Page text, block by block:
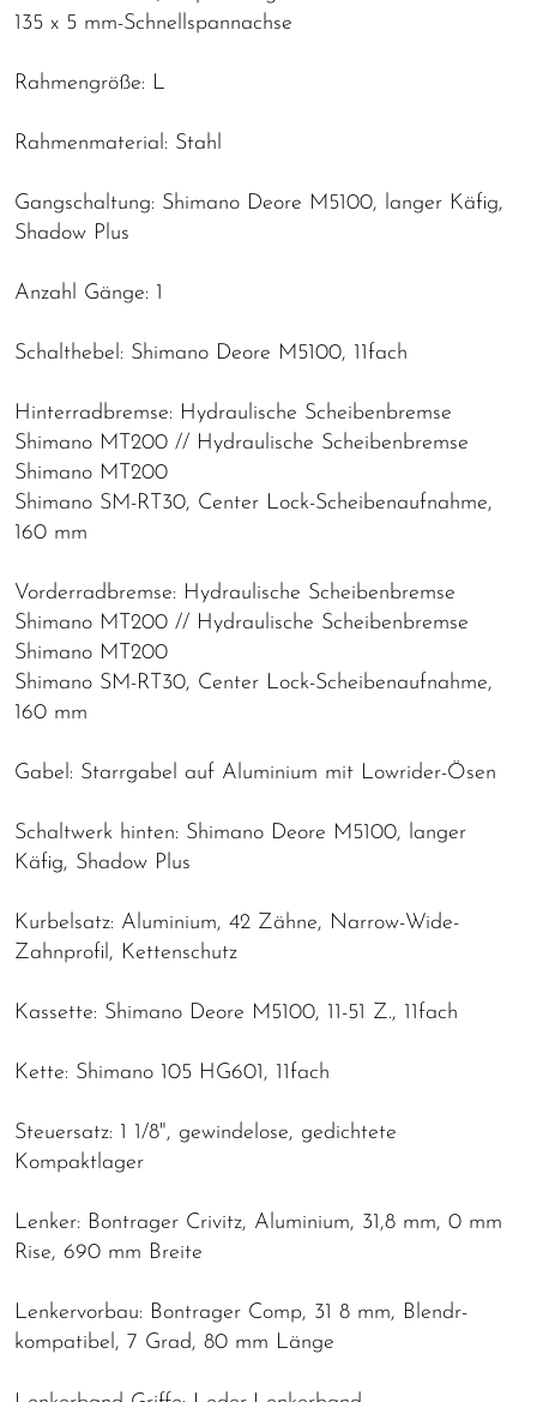
135 x 5 mm-Schnellspannachse
Rahmengröße: L
Rahmenmaterial: Stahl
Gangschaltung: Shimano Deore M5100, langer Käfig,
Shadow Plus
Anzahl Gänge: 1
Schalthebel: Shimano Deore M5100, 11fach
Hinterradbremse: Hydraulische Scheibenbremse
Shimano MT200 // Hydraulische Scheibenbremse
Shimano MT200
Shimano SM-RT30, Center Lock-Scheibenaufnahme,
160 mm
Vorderradbremse: Hydraulische Scheibenbremse
Shimano MT200 // Hydraulische Scheibenbremse
Shimano MT200
Shimano SM-RT30, Center Lock-Scheibenaufnahme,
160 mm
Gabel: Starrgabel auf Aluminium mit Lowrider-Ösen
Schaltwerk hinten: Shimano Deore M5100, langer
Käfig, Shadow Plus
Kurbelsatz: Aluminium, 42 Zähne, Narrow-Wide-
Zahnprofil, Kettenschutz
Kassette: Shimano Deore M5100, 11-51 Z., 11fach
Kette: Shimano 105 HG601, 11fach
Steuersatz: 1 1/8", gewindelose, gedichtete
Kompaktlager
Lenker: Bontrager Crivitz, Aluminium, 31,8 mm, 0 mm
Rise, 690 mm Breite
Lenkervorbau: Bontrager Comp, 31 8 mm, Blendr-
kompatibel, 7 Grad, 80 mm Länge